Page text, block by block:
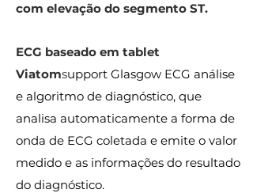
com elevação do segmento ST.
ECG baseado em tablet
Viatomsupport Glasgow ECG análise
e algoritmo de diagnóstico, que
analisa automaticamente a forma de
onda de ECG coletada e emite o valor
medido e as informações do resultado
do diagnóstico.